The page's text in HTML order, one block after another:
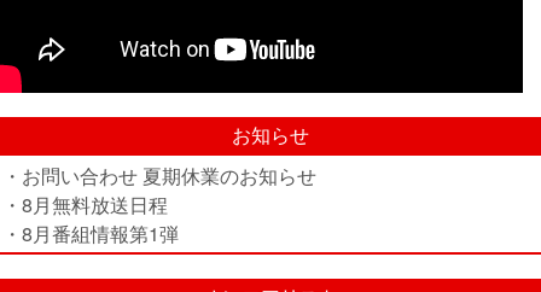
お知らせ
・お問い合わせ 夏期休業のお知らせ
・8月無料放送日程
・8月番組情報第1弾